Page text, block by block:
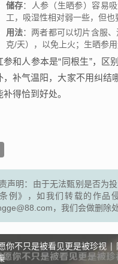
储存：人参（生晒参）容易
工，吸湿性相对弱一些，但也
用法：两者都可以切片含服
克/天），以免上火；生晒参
参和人参本是“同根生”，区
，补气温阳，大家不用纠
得恰到好处。
声明：由于无法甄别是否为
例》，如我们转载的作品
，我们会做删除处
你不只是被看见更是被珍视 |